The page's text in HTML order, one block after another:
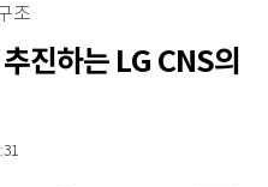
조
진하는 LG CNS의